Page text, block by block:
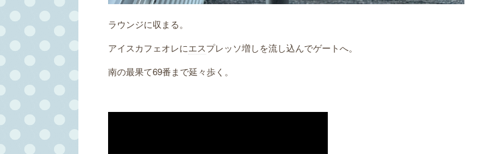
ラウンジに収まる。
アイスカフェオレにエスプレッソ増しを流し込んでゲートへ。
南の最果て69番まで延々歩く。